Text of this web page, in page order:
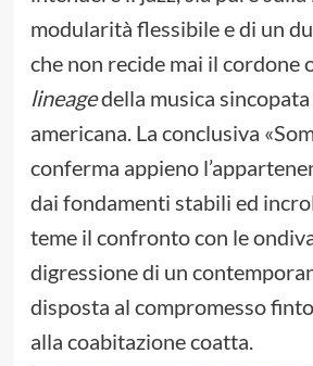
modularità flessibile e di un
che non recide mai il cordone
lineagedella musica
americana. La conclusiva
conferma appieno
dai fondamenti stabili ed
teme il confronto con le
digressione di un
disposta al compromesso
alla coabitazione coatta.